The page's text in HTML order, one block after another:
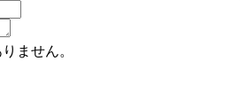
ません。